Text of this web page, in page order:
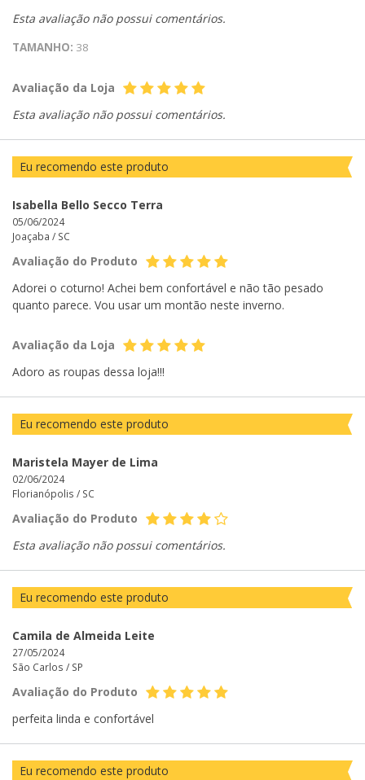
Esta avaliação não possui comentários.
TAMANHO: 38
Avaliação da Loja
Esta avaliação não possui comentários.
Eu recomendo este produto
Isabella Bello Secco Terra
05/06/2024
Joaçaba / SC
Avaliação do Produto
Adorei o coturno! Achei bem confortável e não tão pesado
quanto parece. Vou usar um montão neste inverno.
Avaliação da Loja
Adoro as roupas dessa loja!!!
Eu recomendo este produto
Maristela Mayer de Lima
02/06/2024
Florianópolis / SC
Avaliação do Produto
Esta avaliação não possui comentários.
Eu recomendo este produto
Camila de Almeida Leite
27/05/2024
São Carlos / SP
Avaliação do Produto
perfeita linda e confortável
Eu recomendo este produto